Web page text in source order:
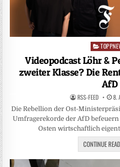
Posted
in
Videopodcast Löhr &
zweiter Klasse? Die
AfD
RSS-FEED 8.
Die Rebellion der Ost-
Umfragerekorde der AfD befeuern
Osten wirtschaftlich
CONTINUE